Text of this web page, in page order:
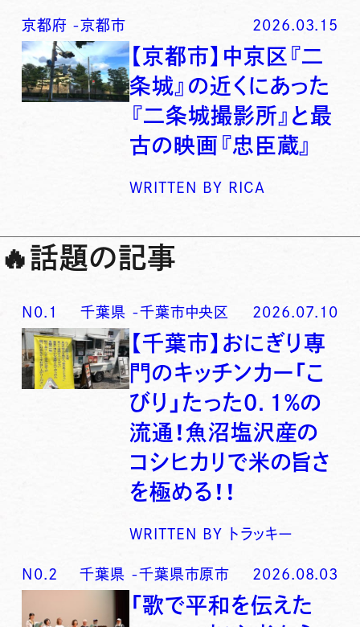
京都府 -京都市 2026.03.15
【京都市】中京区『二
条城』の近くにあった
『二条城撮影所』と最
古の映画『忠臣蔵』
WRITTEN BY RICA
🔥話題の記事
N0. 1 千葉県 -千葉市中央区 2026.07.10
【千葉市】おにぎり専
門のキッチンカー「こ
びり」たった0．1％の
流通！魚沼塩沢産の
コシヒカリで米の旨さ
を極める！！
WRITTEN BY トラッキー
N0. 2 千葉県 -千葉県市原市 2026.08.03
「歌で平和を伝えた